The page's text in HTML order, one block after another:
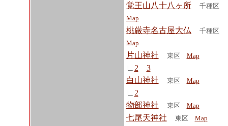
覚王山八十八ヶ所
千種区
Map
桃厳寺名古屋大仏
千種区
Map
片山神社 東区 Map
∟ 2
3
白山神社
東区 Map
∟ 2
物部神社
東区 Map
七尾天神社 東区 Map